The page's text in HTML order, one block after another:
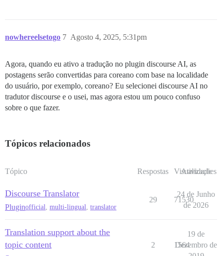
nowhereelsetogo Agosto 4, 2025, 5:31pm
7
Agora, quando eu ativo a tradução no plugin discourse AI, as
postagens serão convertidas para coreano com base na localidade
do usuário, por exemplo, coreano? Eu selecionei discourse AI no
tradutor discourse e o usei, mas agora estou um pouco confuso
sobre o que fazer.
Tópicos relacionados
Tópico Respostas Visualizações
Atividade
Discourse Translator
Pluginofficial, multi-lingual, translator
29 71530
24 de Junho
de 2026
Translation support about the
topic content
2 1564
19 de
Dezembro de